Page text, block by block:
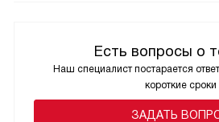
Есть вопросы о
Наш специалист постарается
короткие сроки
ЗАДАТЬ